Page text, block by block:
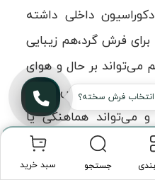
جستجو سبد خرید
داخلی داشته
فرش گرد،هم زیبایی
می‌تواند بر حال و هوای
رنگ فرش گرد حس خاصی
می‌تواند هماهنگی یا
دکوراسیون ایجاد کند.
فرش گرد و ویژگی‌های